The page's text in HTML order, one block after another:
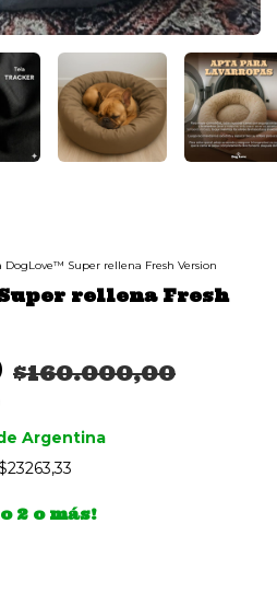
DogLove™️ Super rellena Fresh Version
rellena Fresh
$160.000,00
2 o más!